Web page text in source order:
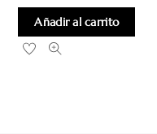
Añadir al carrito